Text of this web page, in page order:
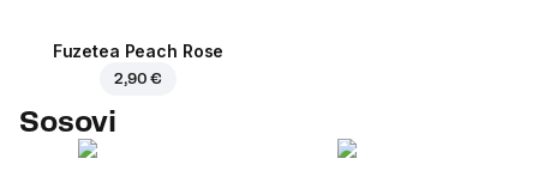
Fuzetea Peach Rose
2,90 €
Sosovi